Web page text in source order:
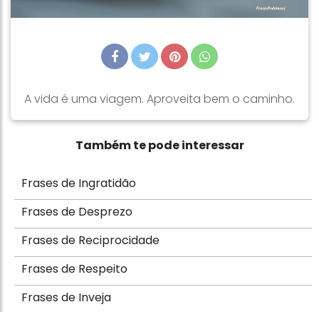
A vida é uma viagem. Aproveita bem o caminho.
Também te pode interessar
Frases de Ingratidão
Frases de Desprezo
Frases de Reciprocidade
Frases de Respeito
Frases de Inveja